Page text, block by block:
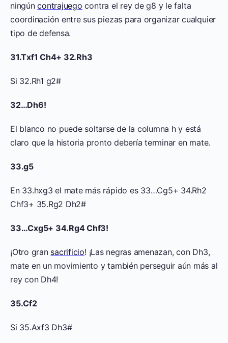
ningúncontrajuego contra el rey de g8 y le falta
coordinación entre sus piezas para organizar cualquier
tipo de defensa.
31.Txf1 Ch4+ 32.Rh3
Si 32.Rh1 g2#
32…Dh6!
El blanco no puede soltarse de la columna h y está
claro que la historia pronto debería terminar en mate.
33.g5
En 33.hxg3 el mate más rápido es 33…Cg5+ 34.Rh2
Chf3+ 35.Rg2 Dh2#
33…Cxg5+ 34.Rg4 Chf3!
¡Otro gran sacrificio! ¡Las negras amenazan, con Dh3,
mate en un movimiento y también perseguir aún más al
rey con Dh4!
35.Cf2
Si 35.Axf3 Dh3#